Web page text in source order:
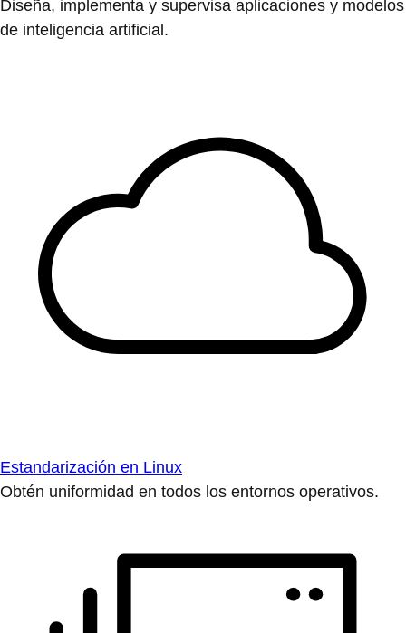
Diseña, implementa y supervisa aplicaciones y modelos
de inteligencia artificial.
Estandarización en Linux
Obtén uniformidad en todos los entornos operativos.